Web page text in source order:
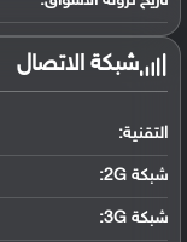
شبكة الاتصال
التقنية:
شبكة 2G:
شبكة 3G :